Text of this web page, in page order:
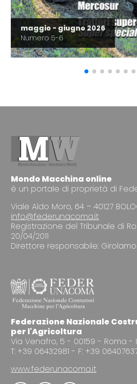
maggio - giugno 2026
Numero 5-6
Mondo Macchina online
è un portale di proprietà di
Viale Aldo Moro, 64 – 40127
info@federunacoma.it
Registrazione del Tribunale di
20/04/2011
Direttore responsabile: Girolamo
Federazione Nazionale
per l'Agricoltura
Via Venafro, 5 - 00159 - Roma - I
T: +39 06432981 - F: +39
www.federunacoma.it